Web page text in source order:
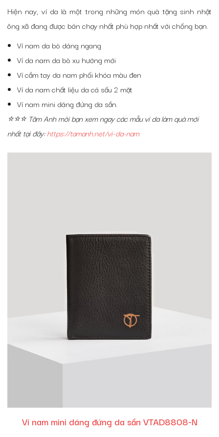
Hiện nay, ví da là một trong những món quà tặng sinh nhật
ông xã đang được bán chạy nhất phù hợp nhất với chồng bạn.
Ví nam da bò dáng ngang
Ví da nam da bò xu hướng mới
Ví cầm tay da nam phối khóa màu đen
Ví da nam chất liệu da cá sấu 2 mặt
Ví nam mini dáng đứng da sần.
⭐⭐⭐ Tâm Anh mời bạn xem ngay các mẫu ví da làm quà mới
nhất tại đây:https://tamanh.net/vi-da-nam
Ví nam mini dáng đứng da sần VTAD8808-N